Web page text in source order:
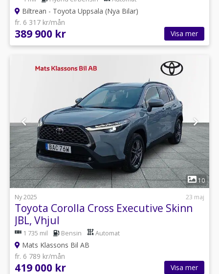
Biltrean - Toyota Uppsala (Nya Bilar)
fr. 6 317 kr/mån
389 900 kr Visa mer
1
10
Ny 2025
23 maj
Toyota Corolla Cross Executive Skinn
JBL, Vhjul
1 735 mil Bensin Automat
Mats Klassons Bil AB
fr. 6 789 kr/mån
419 000 kr Visa mer